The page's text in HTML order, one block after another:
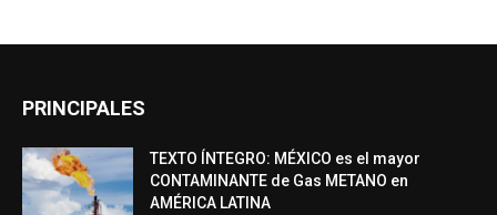
PRINCIPALES
TEXTO ÍNTEGRO: MÉXICO es el mayor
CONTAMINANTE de Gas METANO en
AMÉRICA LATINA